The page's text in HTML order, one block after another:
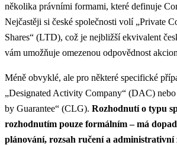
několika právními formami, které definuje
Nejčastěji si české společnosti volí „Private
Shares“ (LTD), což je nejbližší ekvivalent
vám umožňuje omezenou odpovědnost
Méně obvyklé, ale pro některé specifické
„Designated Activity Company“ (DAC)
by Guarantee“ (CLG). Rozhodnutí o typu
rozhodnutím pouze formálním – má
plánování, rozsah ručení a administrativní